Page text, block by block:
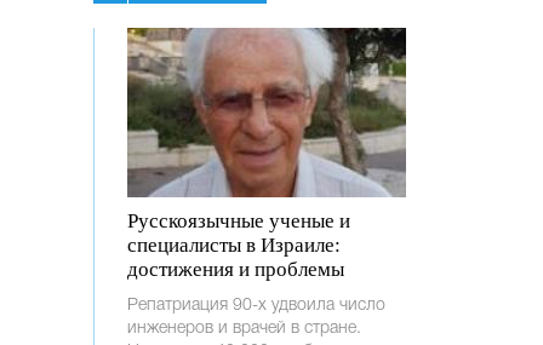
Русскоязычные ученые и
специалисты в Израиле:
достижения и проблемы
Репатриация 90-х удвоила число
инженеров и врачей в стране.